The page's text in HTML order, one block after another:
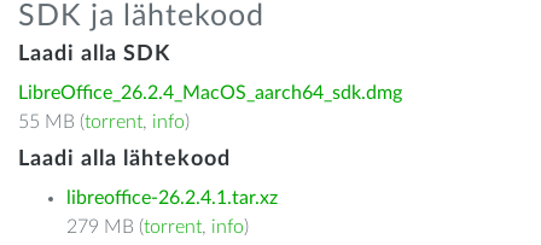
SDK ja lähtekood
Laadi alla SDK
LibreOffice_26.2.4_MacOS_aarch64_sdk.dmg
55 MB (torrent, info)
Laadi alla lähtekood
libreoffice-26.2.4.1.tar.xz
279 MB (torrent, info)